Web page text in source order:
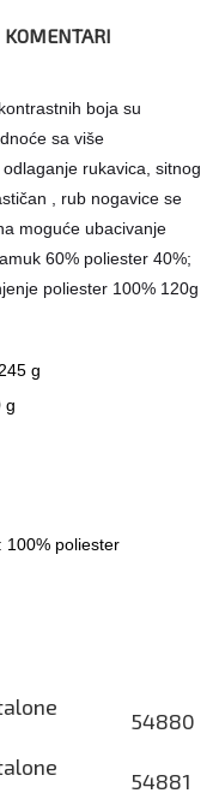
KOMENTARI
boja su
sa više
rukavica, sitnog
, rub nogavice se
moguće ubacivanje
60% poliester 40%;
poliester 100% 120g
g
g
100% poliester
54880
54881